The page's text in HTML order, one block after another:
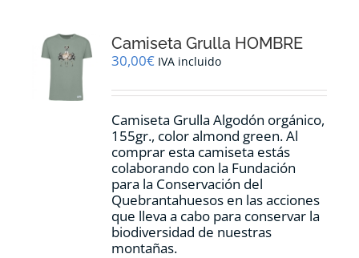
se
pueden
en
página
de
producto
Camiseta Grulla HOMBRE
30,00€ IVA incluido
Camiseta Grulla Algodón orgánico,
155gr., coloralmond green.Al
comprar esta camiseta estás
colaborando con la Fundación
para la Conservación del
Quebrantahuesos en las acciones
que lleva a cabo para conservar la
biodiversidad de nuestras
montañas.